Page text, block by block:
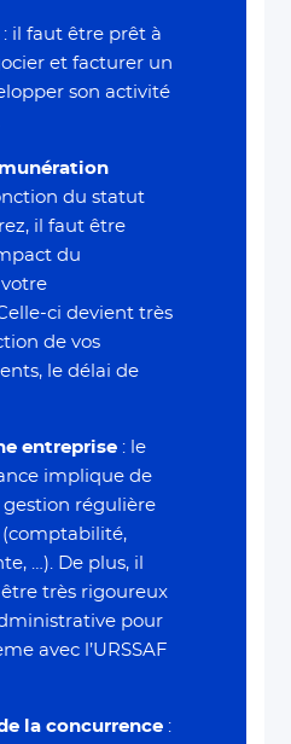
: il faut être prêt à
et facturer un
son activité
du statut
il faut être
du
ci devient très
de vos
le délai de
entreprise : le
implique de
gestion régulière
(comptabilité,
…). De plus, il
très rigoureux
pour
avec l’URSSAF
la concurrence :